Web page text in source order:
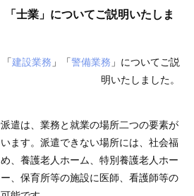
士業」についてご説明いたしま
「建設業務 」「警備業務 」についてご説
明いたしました。
遣は、業務と就業の場所二つの要素が
ます。派遣できない場所には、社会福
、養護老人ホーム、特別養護老人ホー
、保育所等の施設に医師、看護師等の